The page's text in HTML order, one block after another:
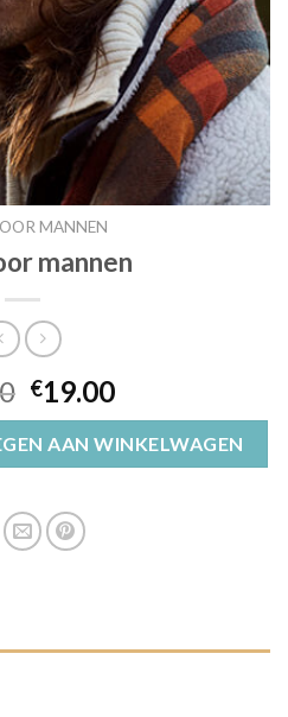
MANNEN
mannen
€19.00
AAN WINKELWAGEN